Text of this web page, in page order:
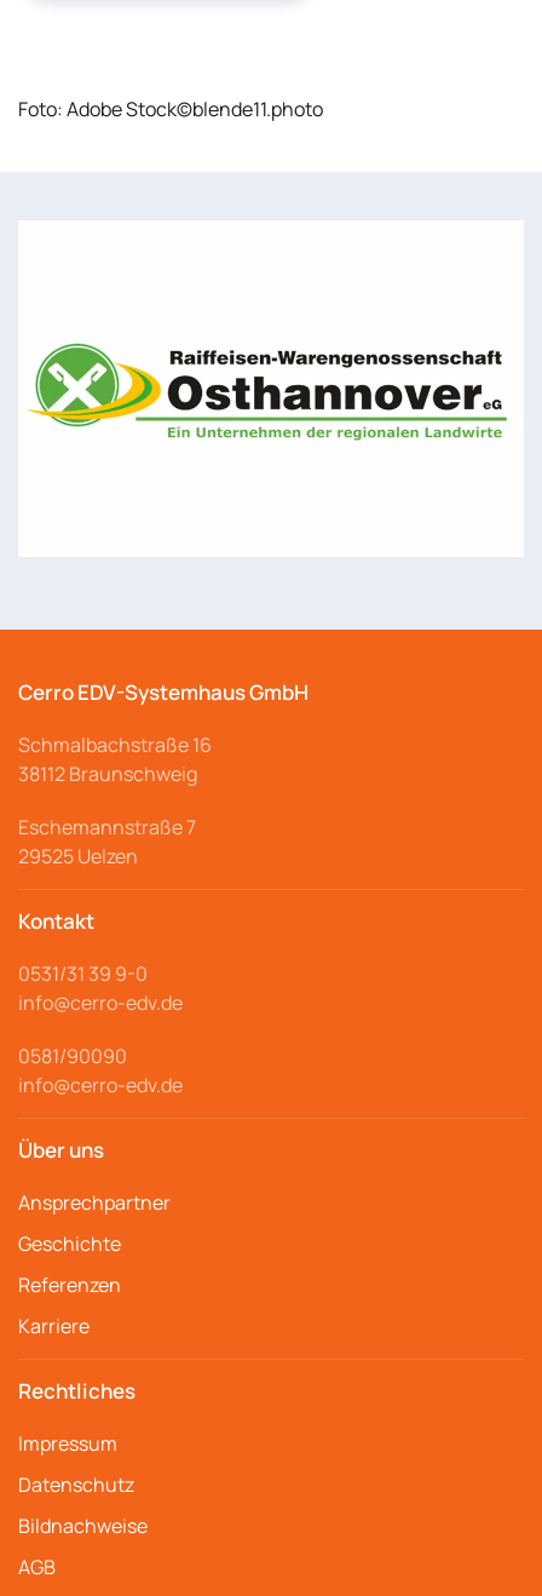
Foto: Adobe Stock©blende11.photo
Cerro EDV-Systemhaus GmbH
Schmalbachstraße16
38112 Braunschweig
Eschemannstraße 7
29525 Uelzen
Kontakt
0531/31 39 9-0
info@cerro-edv.de
0581/90090
info@cerro-edv.de
Über uns
Ansprechpartner
Geschichte
Referenzen
Karriere
Rechtliches
Impressum
Datenschutz
Bildnachweise
AGB